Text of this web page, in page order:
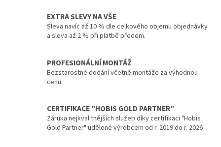
EXTRA SLEVY NA VŠE
Sleva navíc až 10 % dle celkového objemu objednávky
a sleva až 2 % při platbě předem.
PROFESIONÁLNÍ MONTÁŽ
Bezstarostné dodání včetně montáže za výhodnou
cenu
CERTIFIKACE "HOBIS GOLD PARTNER"
Záruka nejkvalitnějších služeb díky certifikaci "Hobis
Gold Partner" udělené výrobcem od r. 2019 do r. 2026